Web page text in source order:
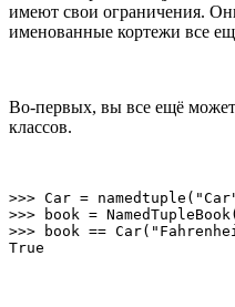
имеют свои ограничения.
именованные кортежи все
Во-первых, вы все ещё
классов.
>>> Car =
>>> book =
>>> book ==
True